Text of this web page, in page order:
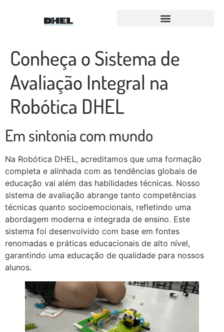
Conheça o Sistema de
Avaliação Integral na
Robótica DHEL
Em sintonia com mundo
Na Robótica DHEL, acreditamos que uma formação
completa e alinhada com as tendências globais de
educação vai além das habilidades técnicas. Nosso
sistema de avaliação abrange tanto competências
técnicas quanto socioemocionais, refletindo uma
abordagem moderna e integrada de ensino. Este
sistema foi desenvolvido com base em fontes
renomadas e práticas educacionais de alto nível,
garantindo uma educação de qualidade para nossos
alunos.